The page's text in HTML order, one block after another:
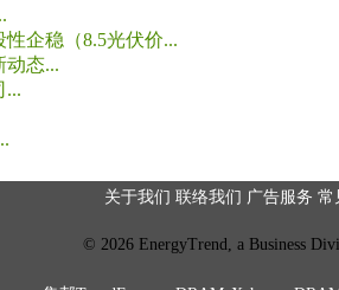
企稳（8.5光伏价...
动态...
...
关于我们 联络我们 广告服务 常
© 2026 EnergyTrend, a Business